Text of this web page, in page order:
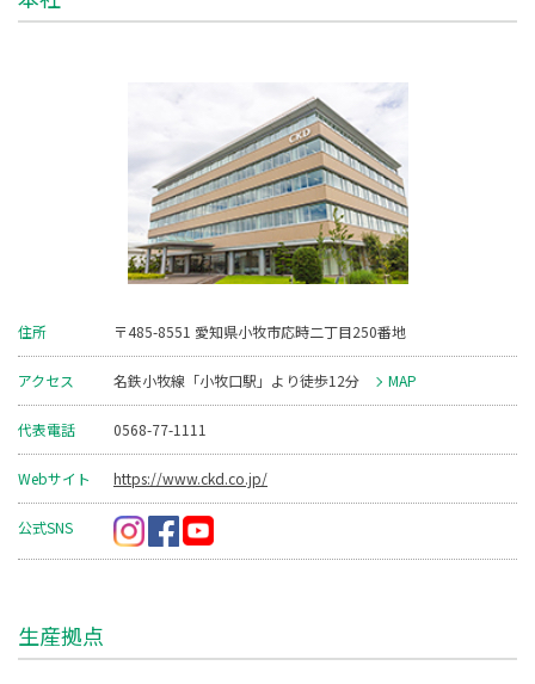
住所 〒485-8551 愛知県小牧市応時二丁目250番地
アクセス 名鉄小牧線「小牧口駅」より徒歩12分 MAP
代表電話 0568-77-1111
Webサイト https://www.ckd.co.jp/
公式SNS
生産拠点